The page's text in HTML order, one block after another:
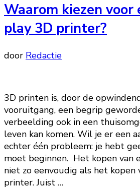
Waarom kiezen voor
play 3D printer?
door Redactie
3D printen is, door de
vooruitgang, een begrip
verbeelding ook in een
leven kan komen. Wil je er een
echter één probleem: je hebt
moet beginnen. Het kopen van
niet zo eenvoudig als het kopen
printer. Juist …